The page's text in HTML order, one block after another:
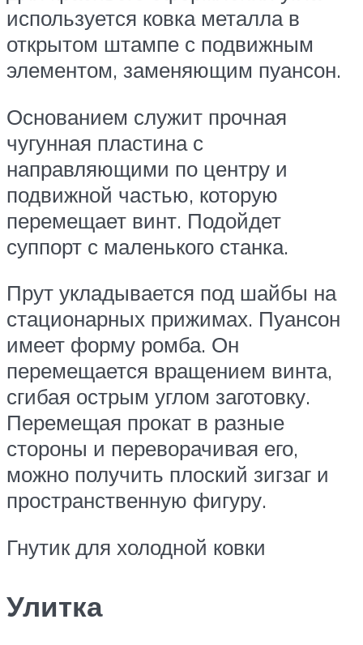
используется ковка металла в
открытом штампе с подвижным
элементом, заменяющим пуансон.
Основанием служит прочная
чугунная пластина с
направляющими по центру и
подвижной частью, которую
перемещает винт. Подойдет
суппорт с маленького станка.
Прут укладывается под шайбы на
стационарных прижимах. Пуансон
имеет форму ромба. Он
перемещается вращением винта,
сгибая острым углом заготовку.
Перемещая прокат в разные
стороны и переворачивая его,
можно получить плоский зигзаг и
пространственную фигуру.
Гнутик для холодной ковки
Улитка